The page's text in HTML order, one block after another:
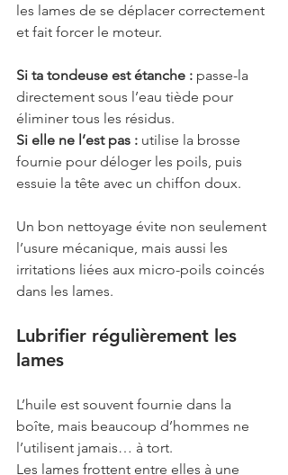
les lames de se déplacer correctement
et fait forcer le moteur.
Si ta tondeuse est étanche : passe-la
directement sous l’eau tiède pour
éliminer tous les résidus.
Si elle ne l’est pas : utilise la brosse
fournie pour déloger les poils, puis
essuie la tête avec un chiffon doux.
Un bon nettoyage évite non seulement
l’usure mécanique, mais aussi les
irritations liées aux micro-poils coincés
dans les lames.
Lubrifier régulièrement les
lames
L’huile est souvent fournie dans la
boîte, mais beaucoup d’hommes ne
l’utilisent jamais… à tort.
Les lames frottent entre elles à une